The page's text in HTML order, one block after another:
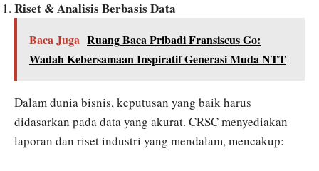
Riset & Analisis Berbasis Data
Baca Juga Ruang Baca Pribadi Fransiscus Go:
Wadah Kebersamaan Inspiratif Generasi Muda NTT
Dalam dunia bisnis, keputusan yang baik harus
didasarkan pada data yang akurat. CRSC menyediakan
laporan dan riset industri yang mendalam, mencakup: